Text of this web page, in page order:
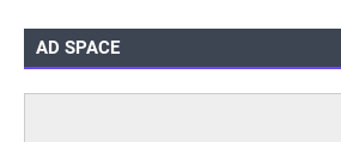
AD SPACE